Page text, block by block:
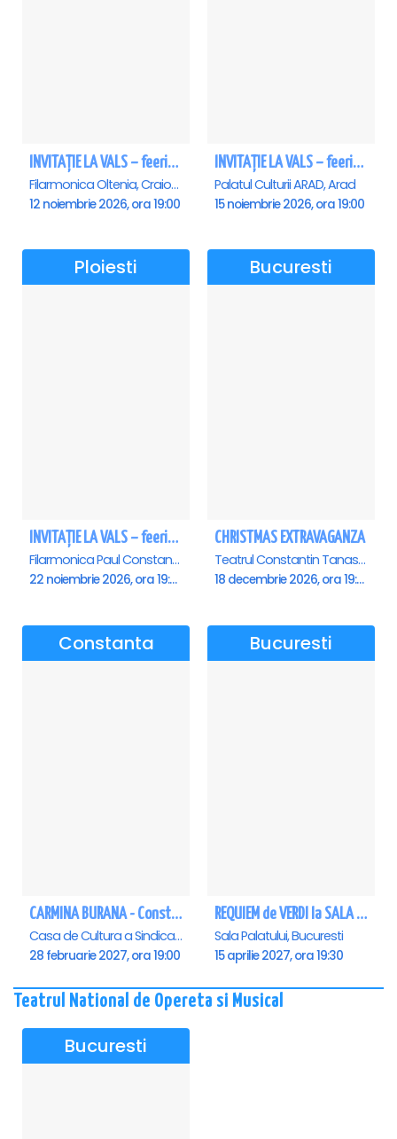
INVITAȚIE LA VALS – feerie de bal în paşi de dans - Craiova
Filarmonica Oltenia, Craiova
12 noiembrie 2026, ora 19:00
INVITAȚIE LA VALS – feerie de bal în paşi de dans - Arad
Palatul Culturii ARAD, Arad
15 noiembrie 2026, ora 19:00
Ploiesti
INVITAȚIE LA VALS – feerie de bal în paşi de dans - Ploiesti
Filarmonica Paul Constantinescu, Ploiesti
22 noiembrie 2026, ora 19:00
Bucuresti
CHRISTMAS EXTRAVAGANZA
Teatrul Constantin Tanase - Sala Savoy, Bucuresti
18 decembrie 2026, ora 19:00
Constanta
CARMINA BURANA - Constanta
Casa de Cultura a Sindicatelor - Sala Mare, Constanta
28 februarie 2027, ora 19:00
Bucuresti
REQUIEM de VERDI la SALA PALATULUI
Sala Palatului, Bucuresti
15 aprilie 2027, ora 19:30
Teatrul National de Opereta si Musical
Bucuresti